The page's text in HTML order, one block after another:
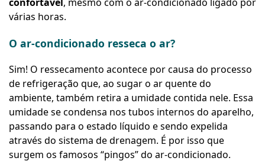
várias horas.
O ar-condicionado resseca o ar?
Sim! O ressecamento acontece por causa do processo
de refrigeração que, ao sugar o ar quente do
ambiente, também retira a umidade contida nele. Essa
umidade se condensa nos tubos internos do aparelho,
passando para o estado líquido e sendo expelida
através do sistema de drenagem. É por isso que
surgem os famosos “pingos” do ar-condicionado.